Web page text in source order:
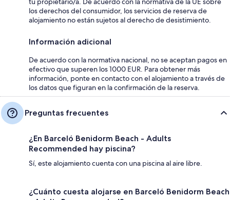
los derechos del consumidor, los servicios de reserva de
alojamiento no están sujetos al derecho de desistimiento.
Información adicional
De acuerdo con la normativa nacional, no se aceptan pagos en
efectivo que superen los 1000 EUR. Para obtener más
información, ponte en contacto con el alojamiento a través de
los datos que figuran en la confirmación de la reserva.
Preguntas frecuentes
¿En Barceló Benidorm Beach - Adults
Recommended hay piscina?
Sí, este alojamiento cuenta con una piscina al aire libre.
¿Cuánto cuesta alojarse en Barceló Benidorm Beach